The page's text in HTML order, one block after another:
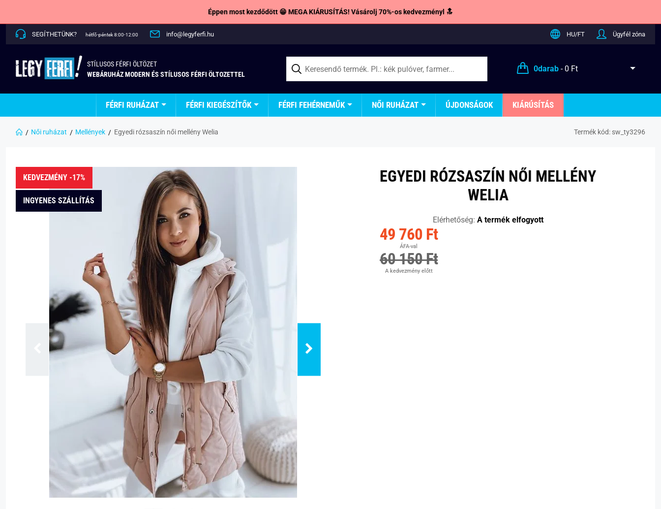
Éppen most kezdődött 😁 MEGA KIÁRUSÍTÁS! Vásárolj 70%-os kedvezményl 🔝
SEGÍTHETÜNK? hétfő-péntek 8:00-12:00 info@legyferfi.hu HU/FT Ügyfél zóna
STÍLUSOS FÉRFI ÖLTÖZET
WEBÁRUHÁZ MODERN ÉS STÍLUSOS FÉRFI ÖLTOZETTEL
0darab- 0 Ft
FÉRFI RUHÁZAT FÉRFI KIEGÉSZÍTŐK FÉRFI FEHÉRNEMŰK NŐI RUHÁZAT ÚJDONSÁGOK KIÁRÚSÍTÁS
Női ruházat Mellények Egyedi rózsaszín női mellény Welia Termék kód: sw_ty3296
KEDVEZMÉNY -17%
INGYENES SZÁLLÍTÁS
EGYEDI RÓZSASZÍN NŐI MELLÉNY
WELIA
Elérhetőség: A termék elfogyott
49 760 Ft
ÁFA-val
60 150 Ft
A kedvezmény előtt